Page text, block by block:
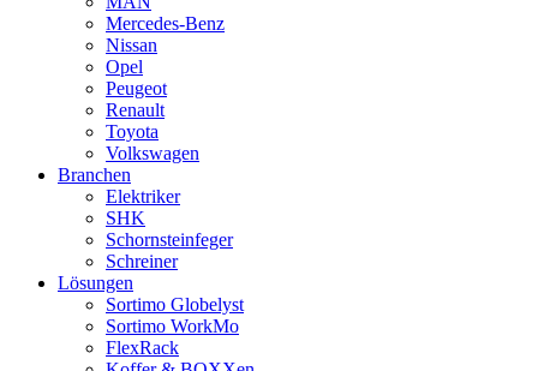
Mercedes-Benz
Nissan
Opel
Peugeot
Renault
Toyota
Volkswagen
Branchen
Elektriker
SHK
Schornsteinfeger
Schreiner
Lösungen
Sortimo Globelyst
Sortimo WorkMo
FlexRack